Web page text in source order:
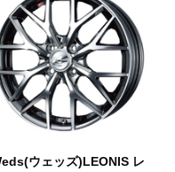
ウェッズ)LEONIS レ